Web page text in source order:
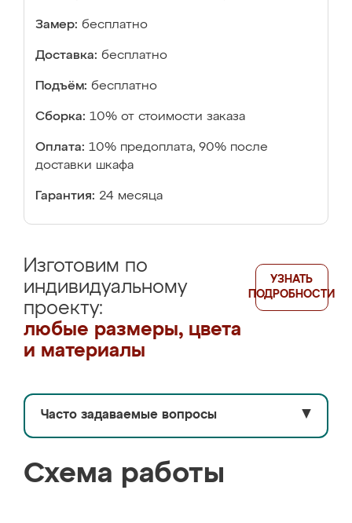
Замер: бесплатно
Доставка: бесплатно
Подъём: бесплатно
Сборка: 10% от стоимости заказа
Оплата: 10% предоплата, 90% после
доставки шкафа
Гарантия: 24 месяца
Изготовим по
индивидуальному
проекту:
любые размеры, цвета
и материалы
УЗНАТЬ
ПОДРОБНОСТИ
Часто задаваемые вопросы ▼
Схема работы